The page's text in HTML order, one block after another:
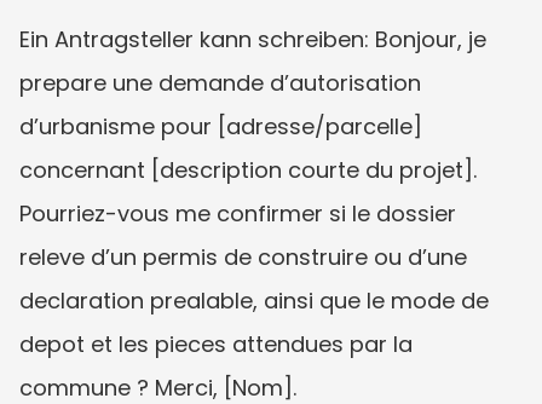
Ein Antragsteller kann schreiben: Bonjour, je
prepare une demande d’autorisation
d’urbanisme pour [adresse/parcelle]
concernant [description courte du projet].
Pourriez-vous me confirmer si le dossier
releve d’un permis de construire ou d’une
declaration prealable, ainsi que le mode de
depot et les pieces attendues par la
commune ? Merci, [Nom].